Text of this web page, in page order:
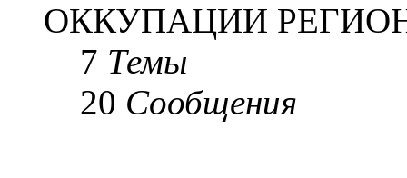
ОККУПАЦИИ
7 Темы
20 Сообщения